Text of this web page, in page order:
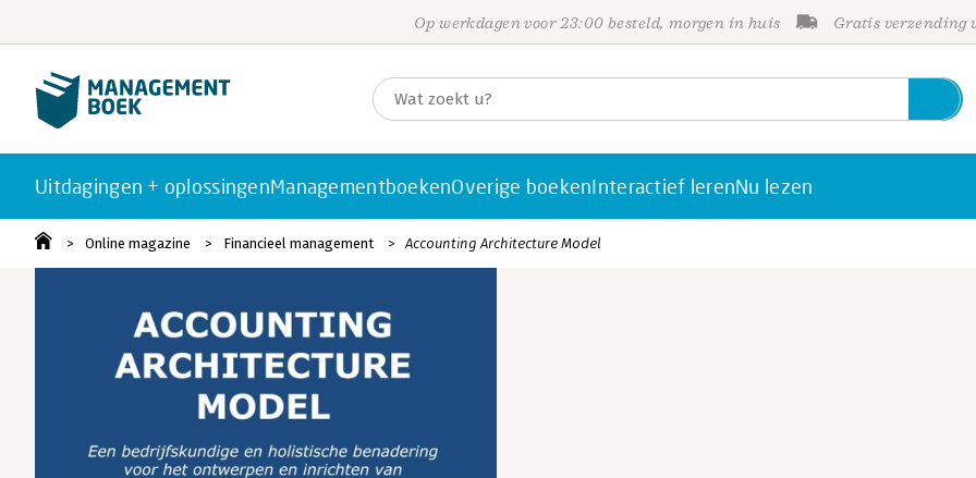
Op werkdagen voor 23:00 besteld, morgen in huis Gratis verzending
Uitdagingen + oplossingenManagementboekenOverige boekenInteractief lerenNu lezen
Online magazine Financieel management Accounting Architecture Model